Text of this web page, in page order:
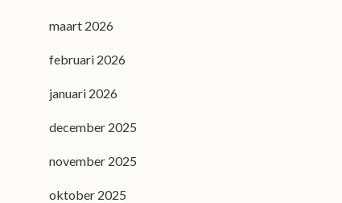
maart 2026
februari 2026
januari 2026
december 2025
november 2025
oktober 2025